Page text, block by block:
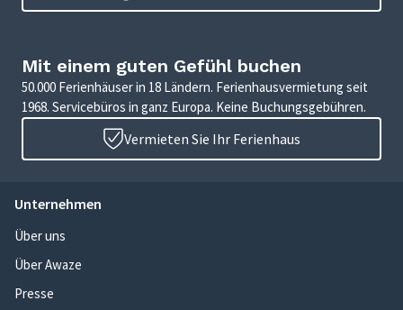
Mit einem guten Gefühl buchen
50.000 Ferienhäuser in 18 Ländern. Ferienhausvermietung seit
1968. Servicebüros in ganz Europa. Keine Buchungsgebühren.
Vermieten Sie Ihr Ferienhaus
Unternehmen
Über uns
Über Awaze
Presse